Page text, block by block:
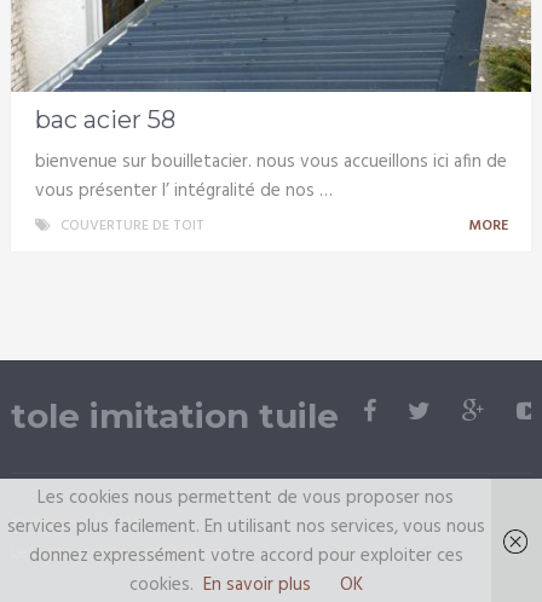
bac acier 58
bienvenue sur bouilletacier. nous vous accueillons ici afin de
vous présenter l’ intégralité de nos …
COUVERTURE DE TOIT MORE
tole imitation tuile
© Copyright 2026.
Les bacs aciers pour la toiture
Les cookies nous permettent de vous proposer nos
services plus facilement. En utilisant nos services, vous nous
donnez expressément votre accord pour exploiter ces
cookies. En savoir plus OK